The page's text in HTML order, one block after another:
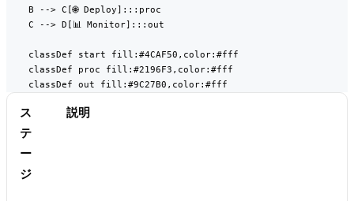
    B --> C[🌐 Deploy]:::proc
    C --> D[📊 Monitor]:::out
    classDef start fill:#4CAF50,color:#fff
    classDef proc fill:#2196F3,color:#fff
    classDef out fill:#9C27B0,color:#fff
ス
テ
ー
ジ
説明